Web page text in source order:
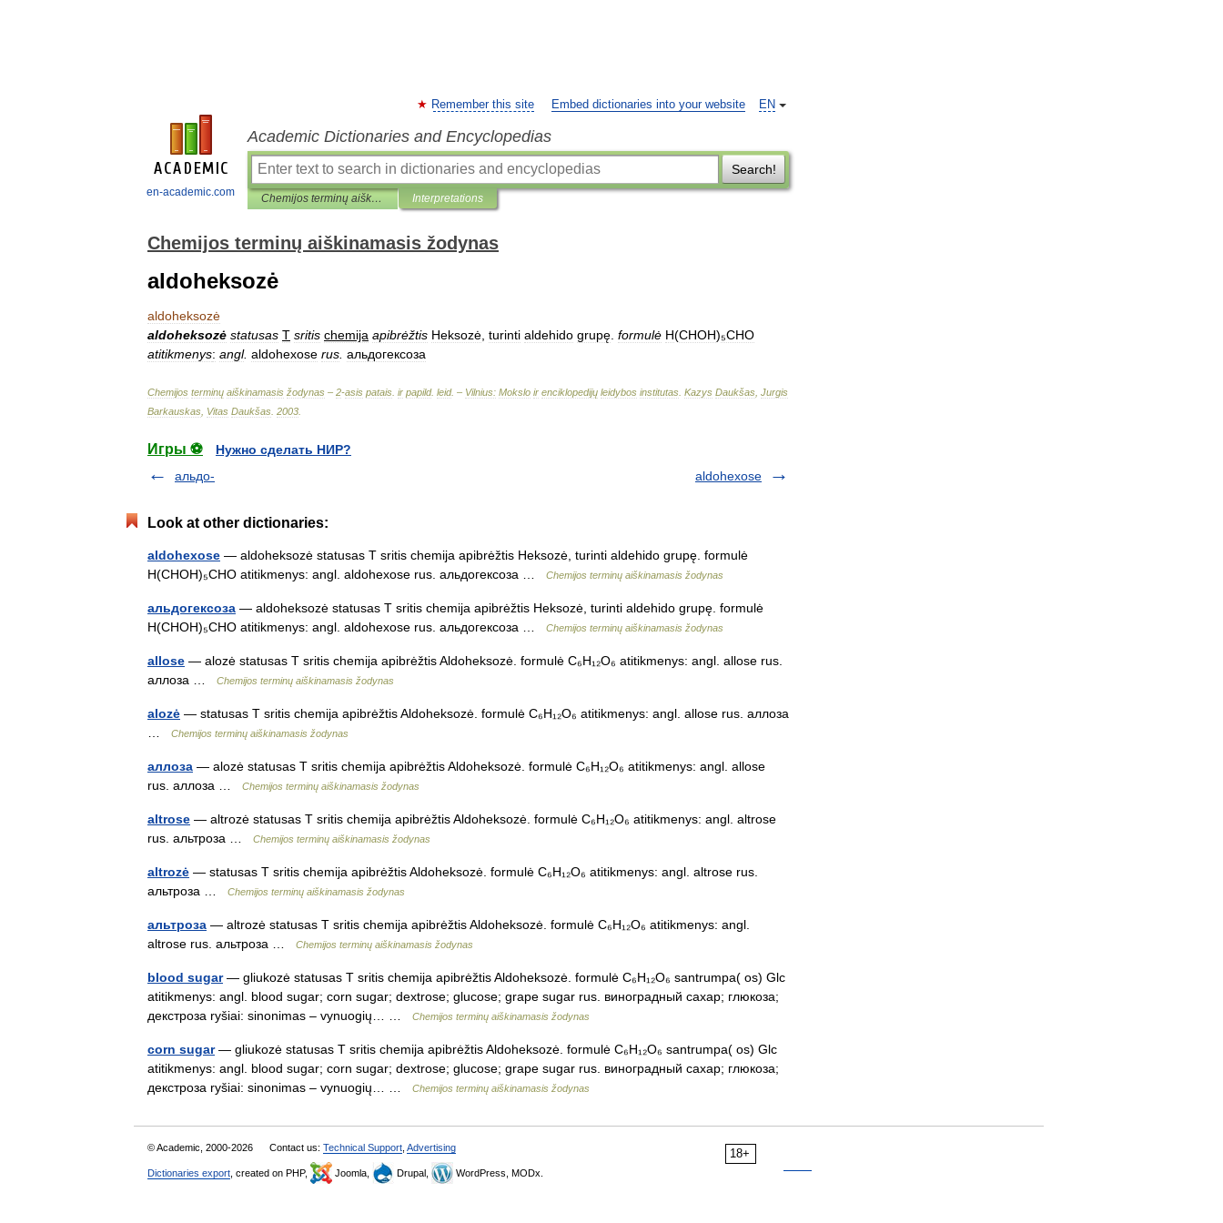
en-academic.com
EN
Remember this site Embed dictionaries into your website
Academic Dictionaries and Encyclopedias
Search!
Chemijos terminų aiškinamasis žodynas Interpretations
Chemijos terminų aiškinamasis žodynas
aldoheksozė
aldoheksozė
aldoheksozė statusas T sritis chemija apibrėžtis Heksozė turinti aldehido grupę formulė H(CHOH)₅CHO
atitikmenys: angl. aldohexose rus альдогексоза
Chemijos terminų aiškinamasis žodynas – 2-asis patais ir papild. leid. – Vilnius: Mokslo ir enciklopedijų leidybos institutas Kazys Daukšas Jurgis
Barkauskas Vitas Daukšas 2003
Игры ⚽
Нужно сделать НИР?
альдо-
aldohexose
Look at other dictionaries:
aldohexose — aldoheksozė statusas T sritis chemija apibrėžtis Heksozė, turinti aldehido grupę. formulė
H(CHOH)₅CHO atitikmenys: angl. aldohexose rus. альдогексоза …
Chemijos terminų aiškinamasis žodynas
альдогексоза — aldoheksozė statusas T sritis chemija apibrėžtis Heksozė, turinti aldehido grupę. formulė
H(CHOH)₅CHO atitikmenys: angl. aldohexose rus. альдогексоза …
Chemijos terminų aiškinamasis žodynas
allose — alozė statusas T sritis chemija apibrėžtis Aldoheksozė. formulė C₆H₁₂O₆ atitikmenys: angl. allose rus.
аллоза …
Chemijos terminų aiškinamasis žodynas
alozė — statusas T sritis chemija apibrėžtis Aldoheksozė. formulė C₆H₁₂O₆ atitikmenys: angl. allose rus. аллоза
Chemijos terminų aiškinamasis žodynas
аллоза — alozė statusas T sritis chemija apibrėžtis Aldoheksozė. formulė C₆H₁₂O₆ atitikmenys: angl. allose
rus. аллоза …
Chemijos terminų aiškinamasis žodynas
altrose — altrozė statusas T sritis chemija apibrėžtis Aldoheksozė. formulė C₆H₁₂O₆ atitikmenys: angl. altrose
rus. альтроза …
Chemijos terminų aiškinamasis žodynas
altrozė — statusas T sritis chemija apibrėžtis Aldoheksozė. formulė C₆H₁₂O₆ atitikmenys: angl. altrose rus.
альтроза …
Chemijos terminų aiškinamasis žodynas
альтроза — altrozė statusas T sritis chemija apibrėžtis Aldoheksozė. formulė C₆H₁₂O₆ atitikmenys: angl.
altrose rus. альтроза …
Chemijos terminų aiškinamasis žodynas
blood sugar— gliukozė statusas T sritis chemija apibrėžtis Aldoheksozė. formulė C₆H₁₂O₆ santrumpa( os) Glc
atitikmenys: angl. blood sugar; corn sugar; dextrose; glucose; grape sugar rus. виноградный сахар; глюкоза;
декстроза ryšiai: sinonimas – vynuogių… …
Chemijos terminų aiškinamasis žodynas
corn sugar— gliukozė statusas T sritis chemija apibrėžtis Aldoheksozė. formulė C₆H₁₂O₆ santrumpa( os) Glc
atitikmenys: angl. blood sugar; corn sugar; dextrose; glucose; grape sugar rus. виноградный сахар; глюкоза;
декстроза ryšiai: sinonimas – vynuogių… …
Chemijos terminų aiškinamasis žodynas
18+
© Academic, 2000-2026 Contact us: Technical Support Advertising
Dictionaries export , created on PHP, Joomla, Drupal, WordPress, MODx.